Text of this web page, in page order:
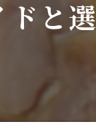
屯
と